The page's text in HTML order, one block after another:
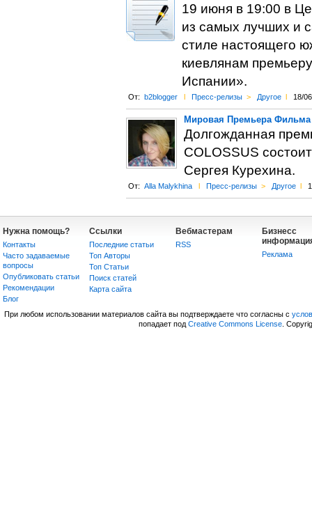
19 июня в 19:00 в
из самых лучших и
стиле настоящего
киевлянам
Испании».
От: b2blogger l Пресс-релизы > Другое l 18/
Мировая Премьера Фильма
Долгожданная
COLOSSUS
Сергея Курехина.
От: Alla Malykhina l Пресс-релизы > Другое l
Нужна помощь?
Контакты
Часто задаваемые
вопросы
Опубликовать статьи
Рекомендации
Блог
Ссылки
Последние статьи
Топ Авторы
Топ Статьи
Поиск статей
Карта сайта
Вебмастерам
RSS
Бизнесс
Реклама
При любом использовании материалов сайта вы подтверждаете что согласны с
попадает под Creative Commons License.